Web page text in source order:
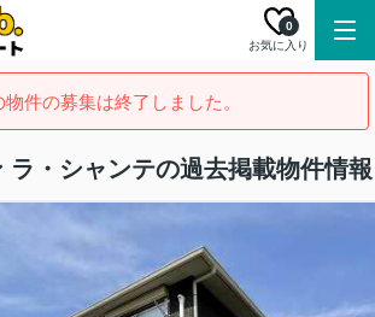
お気に入り
0
物件の募集は終了しました。
ラ・シャンテの過去掲載物件情報